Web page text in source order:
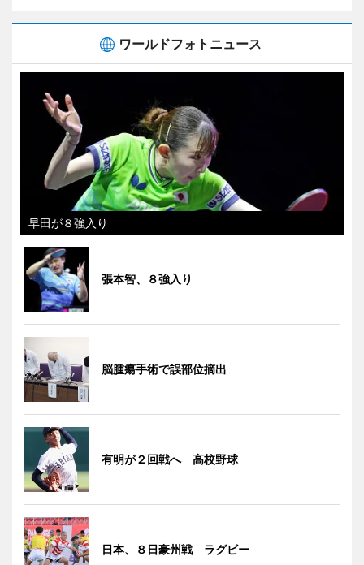
ワールドフォトニュース
早田が８強入り
張本智、８強入り
脳腫瘍手術で誤部位摘出
有明が２回戦へ 高校野球
日本、８日豪州戦 ラグビー